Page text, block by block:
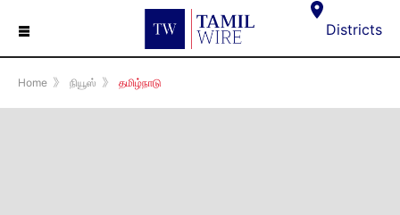
☰ Districts
Home 》 நியூஸ் 》 தமிழ்நாடு